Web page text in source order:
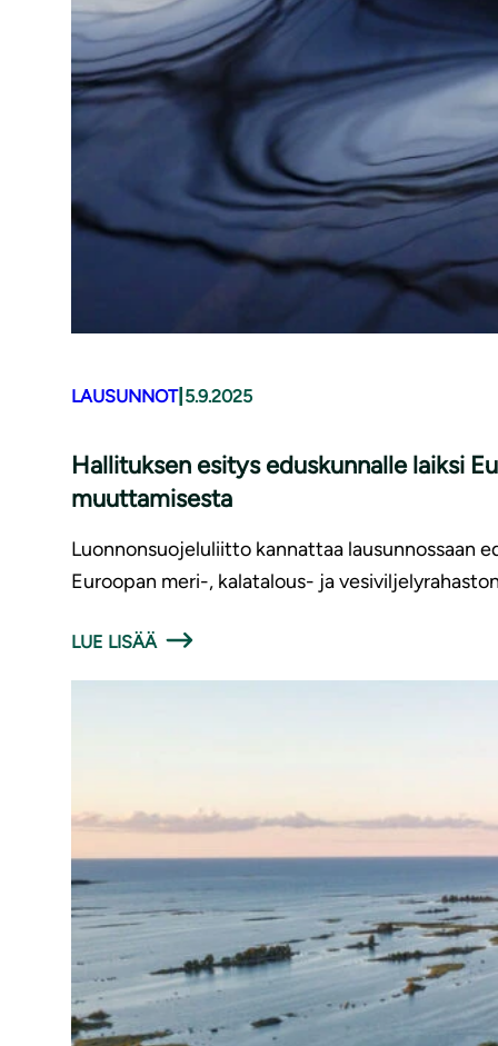
LAUSUNNOT| 5.9.2025
Hallituksen esitys eduskunnalle laiksi
muuttamisesta
Luonnonsuojeluliitto kannattaa lausunnossaan
Euroopan meri-, kalatalous- ja
LUE LISÄÄ